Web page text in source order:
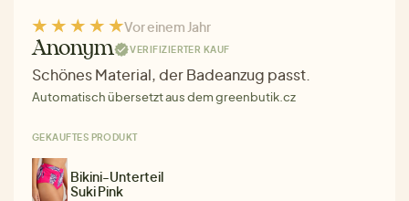
Vor einem Jahr
Anonym VERIFIZIERTER KAUF
Schönes Material, der Badeanzug passt.
Automatisch übersetzt aus dem greenbutik.cz
GEKAUFTES PRODUKT
Bikini-Unterteil
Suki Pink